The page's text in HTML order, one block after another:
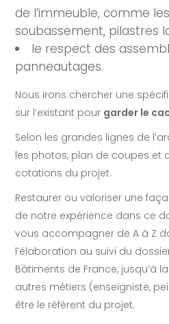
de l’immeuble, comme
soubassement, pilastres
le respect des
panneautages.
Nous irons chercher une
sur l’existant pour garder le
Selon les grandes lignes de
les photos, plan de coupes et
cotations du projet.
Restaurer ou valoriser une
de notre expérience dans ce
vous accompagner de A à Z
l’élaboration au suivi du
Bâtiments de France, jusqu’à
autres métiers (enseigniste,
être le référent du projet.